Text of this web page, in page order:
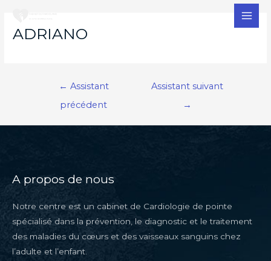
ADRIANO
Navigation
← Assistant
précédent
Assistant suivant
→
A propos de nous
Notre centre est un cabinet de Cardiologie de pointe
spécialisé dans la prévention, le diagnostic et le traitement
des maladies du cœurs et des vaisseaux sanguins chez
l’adulte et l’enfant.